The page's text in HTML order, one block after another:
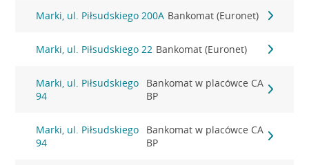
Marki, ul. Piłsudskiego 200A Bankomat (Euronet)
Marki, ul. Piłsudskiego 22 Bankomat (Euronet)
Marki, ul. Piłsudskiego
94
Bankomat w placówce CA
BP
Marki, ul. Piłsudskiego
94
Bankomat w placówce CA
BP